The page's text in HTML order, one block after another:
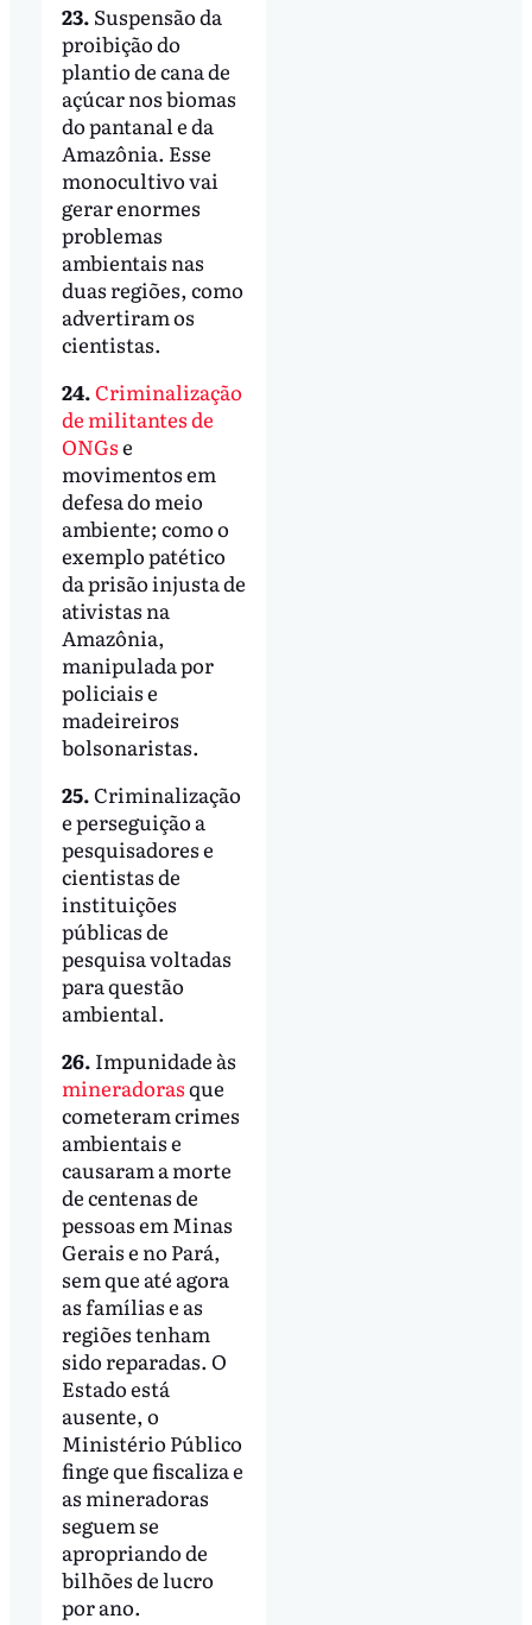
23. Suspensão da
proibição do
plantio de cana de
açúcar nos biomas
do pantanal e da
Amazônia. Esse
monocultivo vai
gerar enormes
problemas
ambientais nas
duas regiões, como
advertiram os
cientistas.
24.Criminalização
de militantes de
ONGse
movimentos em
defesa do meio
ambiente; como o
exemplo patético
da prisão injusta de
ativistas na
Amazônia,
manipulada por
policiais e
madeireiros
bolsonaristas.
25.Criminalização
e perseguição a
pesquisadores e
cientistas de
instituições
públicas de
pesquisa voltadas
para questão
ambiental.
26. Impunidade às
mineradorasque
cometeram crimes
ambientais e
causaram a morte
de centenas de
pessoas em Minas
Gerais e no Pará,
sem que até agora
as famílias e as
regiões tenham
sido reparadas. O
Estado está
ausente, o
Ministério Público
finge que fiscaliza e
as mineradoras
seguem se
apropriando de
bilhões de lucro
por ano.